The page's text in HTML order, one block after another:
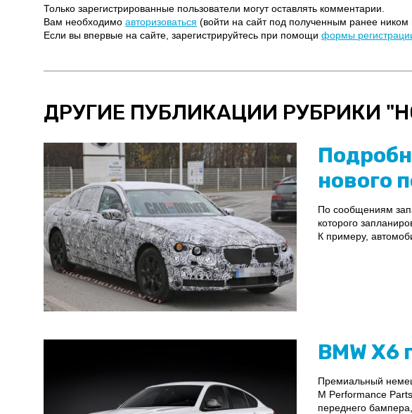
Только зарегистрированные пользователи могут оставлять комментарии.
Вам необходимо авторизоваться (войти на сайт под полученным ранее ником
Если вы впервые на сайте, зарегистрируйтесь при помощи формы
ДРУГИЕ ПУБЛИКАЦИИ РУБРИКИ "
нового
По сообщениям
которого
К примеру,
BMW
Премиальный
M Performance
переднего